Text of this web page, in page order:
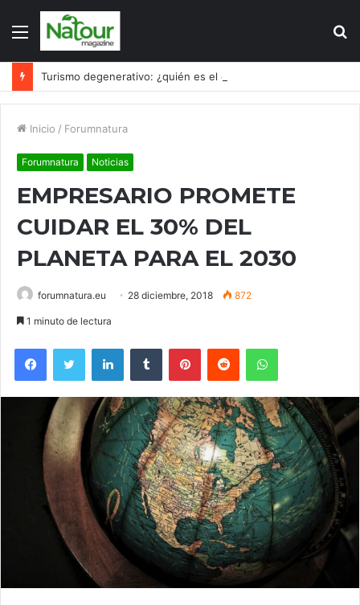
Menú
Inicio / Forumnatura
Forumnatura Noticias
EMPRESARIO PROMETE
CUIDAR EL 30% DEL
PLANETA PARA EL 2030
forumnatura.eu 28 diciembre, 2018 872
1 minuto de lectura
FacebookTwitter LinkedInTumblr PinterestReddit WhatsApp